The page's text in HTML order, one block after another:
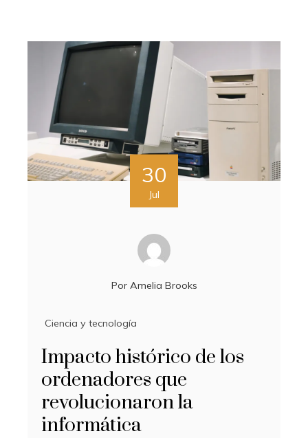
30
Jul
Por Amelia Brooks
Ciencia y tecnología
Impacto histórico de los
ordenadores que
revolucionaron la
informática